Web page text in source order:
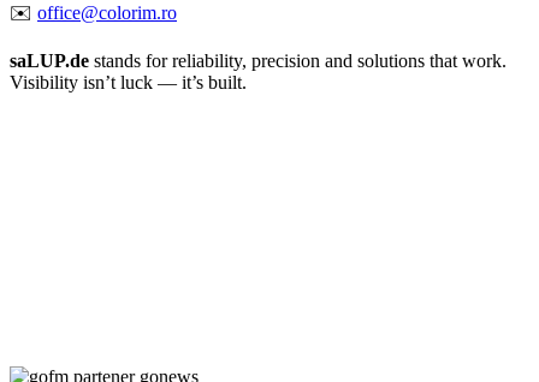
✉️ office@colorim.ro
saLUP.de stands for reliability, precision and solutions that work.
Visibility isn’t luck — it’s built.